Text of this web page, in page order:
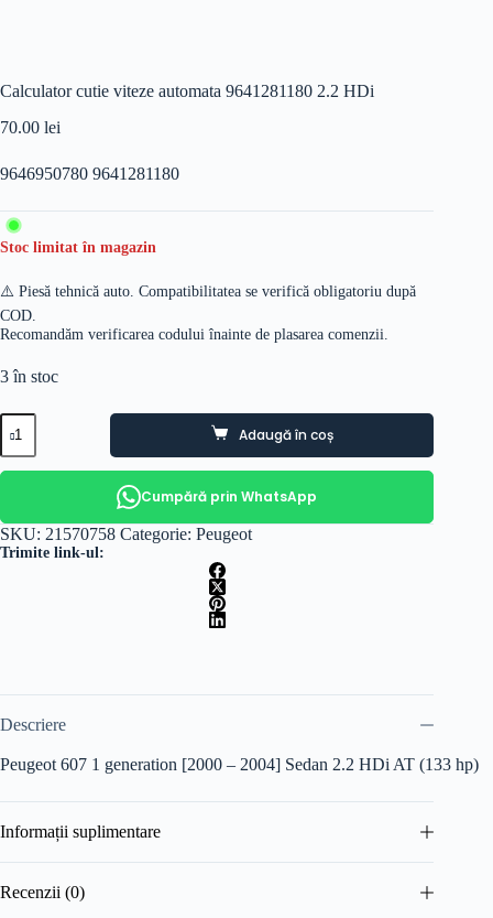
Calculator cutie viteze automata 9641281180 2.2 HDi
70.00 lei
9646950780 9641281180
Stoc limitat în magazin
⚠️ Piesă tehnică auto. Compatibilitatea se verifică obligatoriu după
COD.
Recomandăm verificarea codului înainte de plasarea comenzii.
3 în stoc
Cantitate
Calculator
cutie
viteze
2.2
HDi
Adaugă în coș
Cumpără prin WhatsApp
SKU: 21570758 Categorie: Peugeot
Trimite link-ul:
Descriere
Peugeot 607 1 generation [2000 – 2004] Sedan 2.2 HDi AT (133 hp)
Informații suplimentare
Recenzii (0)